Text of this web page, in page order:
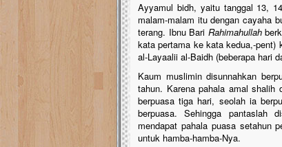
Ayyamul bidh, yaitu tanggal 13,
malam-malam itu dengan cayaha
terang. Ibnu Bari Rahimahullah
kata pertama ke kata kedua,-pent)
al-Layaalii al-Baidh (beberapa hari
Kaum muslimin disunnahkan
tahun. Karena pahala amal
berpuasa tiga hari, seolah ia
berpuasa. Sehingga pantaslah
mendapat pahala puasa setahun
untuk hamba-hamba-Nya.